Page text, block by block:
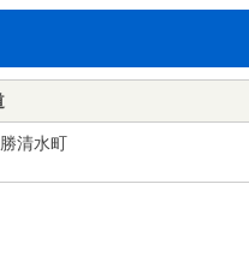
清水町